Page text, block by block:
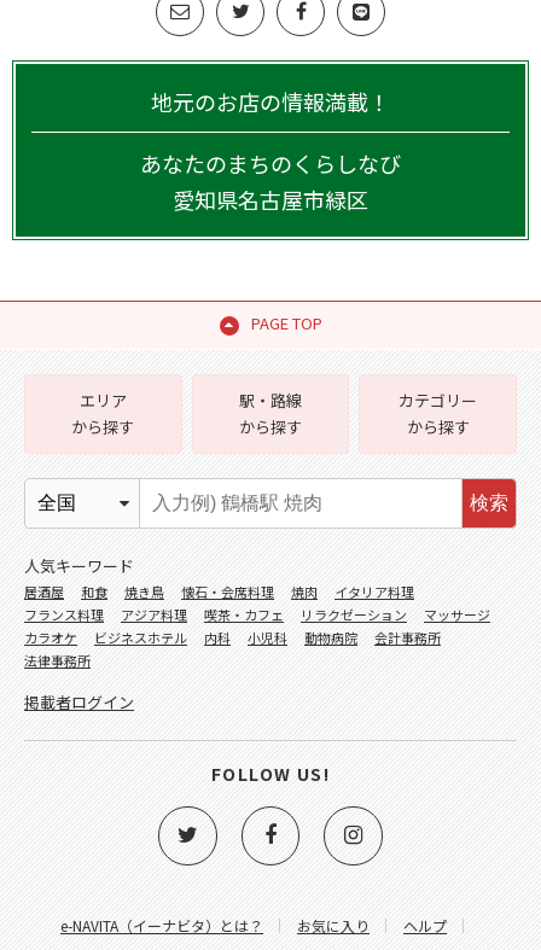
地元のお店の情報満載！
あなたのまちのくらしなび
愛知県名古屋市緑区
PAGE TOP
e-NAVITA（イーナビタ）とは？ お気に入り ヘルプ
エリア
から探す
駅・路線
から探す
カテゴリー
から探す
検索
人気キーワード
居酒屋 和食 焼き鳥 懐石・会席料理 焼肉
イタリア料理
フランス料理
アジア料理 喫茶・カフェ リラクゼーション
マッサージ
カラオケ
ビジネスホテル 内科 小児科 動物病院
会計事務所
法律事務所
掲載者ログイン
FOLLOW US!